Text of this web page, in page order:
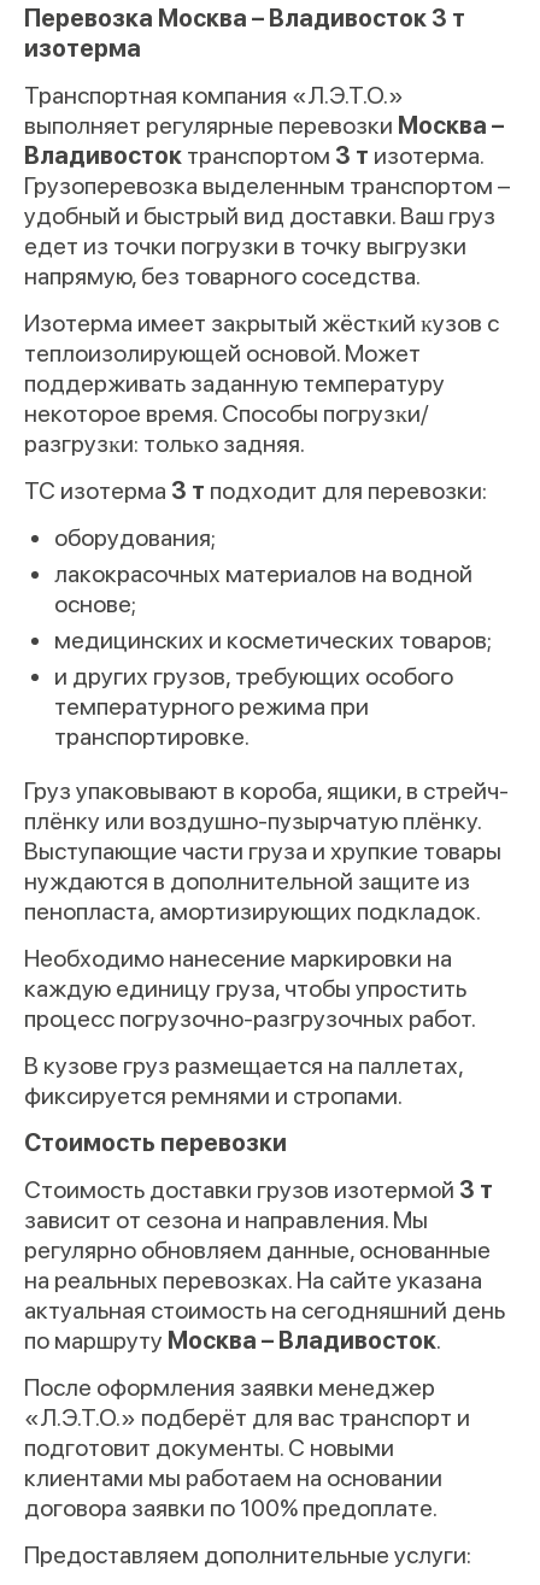
Перевозка Москва – Владивосток 3 т
изотерма
Транспортная компания «Л.Э.Т.О.»
выполняет регулярные перевозки Москва –
Владивосток транспортом 3 т изотерма.
Грузоперевозка выделенным транспортом –
удобный и быстрый вид доставки. Ваш груз
едет из точки погрузки в точку выгрузки
напрямую, без товарного соседства.
Изотерма имеет заĸрытый жёстĸий ĸузов с
теплоизолирующей основой. Может
поддерживать заданную температуру
некоторое время. Способы погрузĸи/
разгрузĸи: тольĸо задняя.
ТС изотерма 3 т подходит для перевозки:
оборудования;
лакокрасочных материалов на водной
основе;
медицинских и косметических товаров;
и других грузов, требующих особого
температурного режима при
транспортировке.
Груз упаковывают в короба, ящики, в стрейч-
плёнку или воздушно-пузырчатую плёнку.
Выступающие части груза и хрупкие товары
нуждаются в дополнительной защите из
пенопласта, амортизирующих подкладок.
Необходимо нанесение маркировки на
каждую единицу груза, чтобы упростить
процесс погрузочно-разгрузочных работ.
В кузове груз размещается на паллетах,
фиксируется ремнями и стропами.
Стоимость перевозки
Стоимость доставки грузов изотермой 3 т
зависит от сезона и направления. Мы
регулярно обновляем данные, основанные
на реальных перевозках. На сайте указана
актуальная стоимость на сегодняшний день
по маршруту Москва – Владивосток.
После оформления заявки менеджер
«Л.Э.Т.О.» подберёт для вас транспорт и
подготовит документы. С новыми
клиентами мы работаем на основании
договора заявки по 100% предоплате.
Предоставляем дополнительные услуги: